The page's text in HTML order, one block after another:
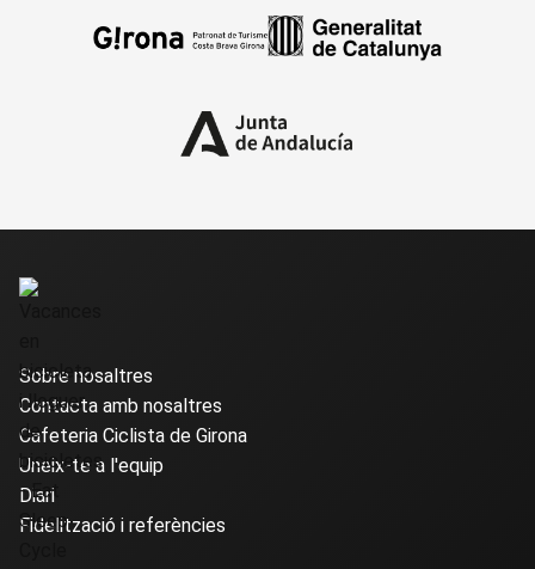
Sobre nosaltres
Contacta amb nosaltres
Cafeteria Ciclista de Girona
Uneix-te a l'equip
Diari
Fidelització i referències